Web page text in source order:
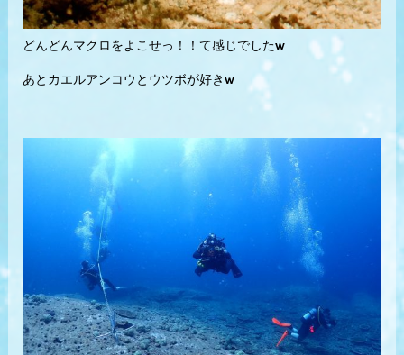
どんどんマクロをよこせっ！！て感じでしたw
あとカエルアンコウとウツボが好きw